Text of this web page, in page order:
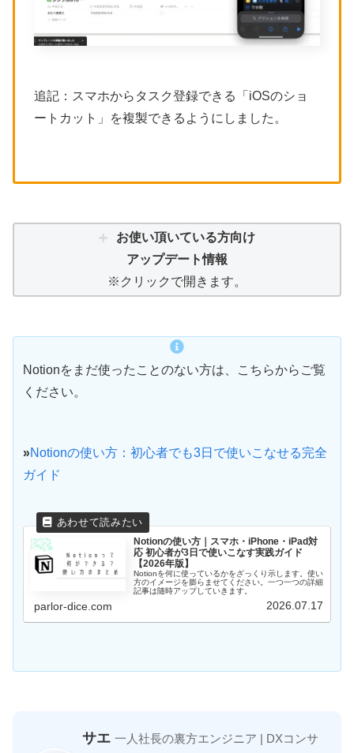
追記：スマホからタスク登録できる「iOSのショ
ートカット」を複製できるようにしました。
お使い頂いている方向け
アップデート情報
※クリックで開きます。
Notionをまだ使ったことのない方は、こちらからご覧
ください。
»Notionの使い方：初心者でも3日で使いこなせる完全
ガイド
Notionの使い方｜スマホ・iPhone・iPad対
応 初心者が3日で使いこなす実践ガイド
【2026年版】
Notionを何に使っているかをざっくり示します。使い
方のイメージを膨らませてください。一つ一つの詳細
記事は随時アップしていきます。
parlor-dice.com 2026.07.17
サエ 一人社長の裏方エンジニア | DXコンサ